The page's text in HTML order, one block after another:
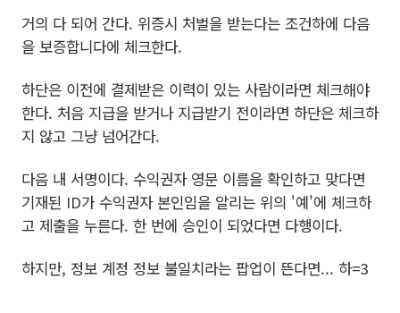
거의 다 되어 간다. 위증시 처벌을 받는다는 조건하에 다음
을 보증합니다에 체크한다.
하단은 이전에 결제받은 이력이 있는 사람이라면 체크해야
한다. 처음 지급을 받거나 지급받기 전이라면 하단은 체크하
지 않고 그냥 넘어간다.
다음 내 서명이다. 수익권자 영문 이름을 확인하고 맞다면
기재된 ID가 수익권자 본인임을 알리는 위의 '예'에 체크하
고 제출을 누른다. 한 번에 승인이 되었다면 다행이다.
하지만, 정보 계정 정보 불일치라는 팝업이 뜬다면... 하=3